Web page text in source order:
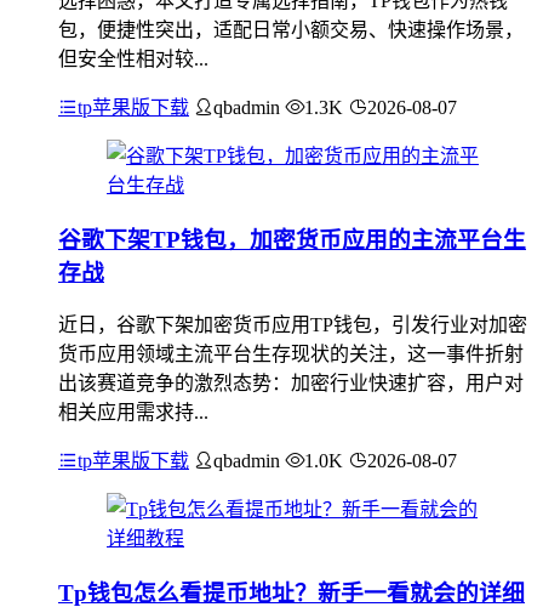
包，便捷性突出，适配日常小额交易、快速操作场景，
但安全性相对较...
tp苹果版下载 qbadmin 1.3K 2026-08-07
谷歌下架TP钱包，加密货币应用的主流平台生
存战
近日，谷歌下架加密货币应用TP钱包，引发行业对加密
货币应用领域主流平台生存现状的关注，这一事件折射
出该赛道竞争的激烈态势：加密行业快速扩容，用户对
相关应用需求持...
tp苹果版下载 qbadmin 1.0K 2026-08-07
Tp钱包怎么看提币地址？新手一看就会的详细